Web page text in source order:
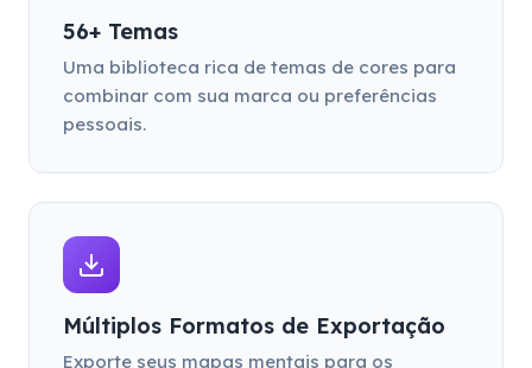
56+ Temas
Uma biblioteca rica de temas de cores para
combinar com sua marca ou preferências
pessoais.
Múltiplos Formatos de Exportação
Exporte seus mapas mentais para os